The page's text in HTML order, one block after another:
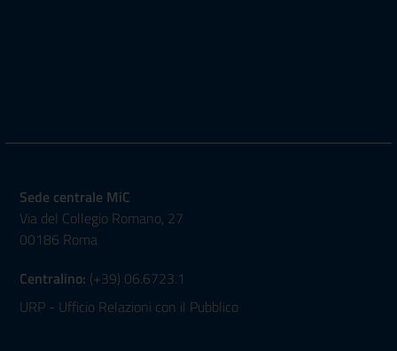
Sede centrale MiC
Via del Collegio Romano, 27
00186 Roma
Centralino: (+39) 06.6723.1
URP - Ufficio Relazioni con il Pubblico